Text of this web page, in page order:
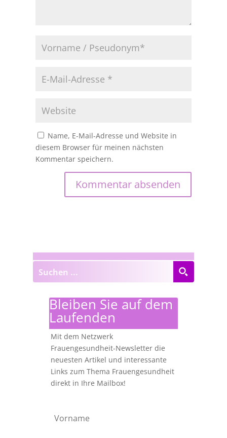
Name, E-Mail-Adresse und Website in
diesem Browser für meinen nächsten
Kommentar speichern.
Bleiben Sie auf dem
Laufenden
Mit dem Netzwerk
Frauengesundheit-Newsletter die
neuesten Artikel und interessante
Links zum Thema Frauengesundheit
direkt in Ihre Mailbox!